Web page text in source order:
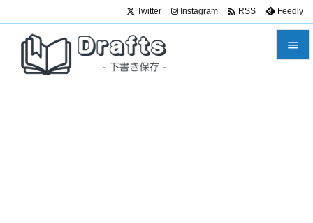

Twitter Instagram  RSS Feedly